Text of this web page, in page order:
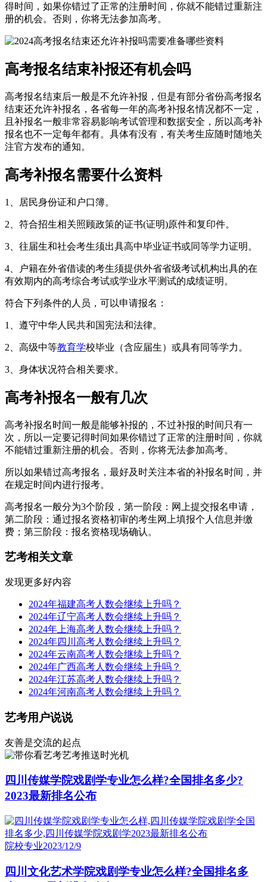
得时间，如果你错过了正常的注册时间，你就不能错过重新注
册的机会。否则，你将无法参加高考。
高考报名结束补报还有机会吗
高考报名结束后一般是不允许补报，但是有部分省份高考报名
结束还允许补报名，各省每一年的高考补报名情况都不一定，
且补报名一般非常容易影响考试管理和数据安全，所以高考补
报名也不一定每年都有。具体有没有，有关考生应随时随地关
注官方发布的通知。
高考补报名需要什么资料
1、居民身份证和户口簿。
2、符合招生相关照顾政策的证书(证明)原件和复印件。
3、往届生和社会考生须出具高中毕业证书或同等学力证明。
4、户籍在外省借读的考生须提供外省省级考试机构出具的在
有效期内的高考综合考试或学业水平测试的成绩证明。
符合下列条件的人员，可以申请报名：
1、遵守中华人民共和国宪法和法律。
2、高级中等教育学校毕业（含应届生）或具有同等学力。
3、身体状况符合相关要求。
高考补报名一般有几次
高考补报名时间一般是能够补报的，不过补报的时间只有一
次，所以一定要记得时间如果你错过了正常的注册时间，你就
不能错过重新注册的机会。否则，你将无法参加高考。
所以如果错过高考报名，最好及时关注本省的补报名时间，并
在规定时间内进行报考。
高考报名一般分为3个阶段，第一阶段：网上提交报名申请，
第二阶段：通过报名资格初审的考生网上填报个人信息并缴
费；第三阶段：报名资格现场确认。
艺考相关文章
发现更多好内容
2024年福建高考人数会继续上升吗？
2024年辽宁高考人数会继续上升吗？
2024年上海高考人数会继续上升吗？
2024年四川高考人数会继续上升吗？
2024年云南高考人数会继续上升吗？
2024年广西高考人数会继续上升吗？
2024年江苏高考人数会继续上升吗？
2024年河南高考人数会继续上升吗？
艺考用户说说
友善是交流的起点
艺考推送时光机
四川传媒学院戏剧学专业怎么样?全国排名多少?
2023最新排名公布
院校专业2023/12/9
四川文化艺术学院戏剧学专业怎么样?全国排名多